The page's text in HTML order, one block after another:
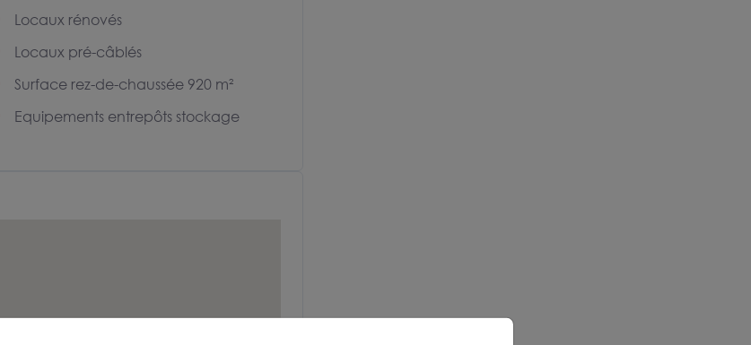
Locaux rénovés
Locaux pré-câblés
Surface rez-de-chaussée 920 m²
Equipements entrepôts stockage